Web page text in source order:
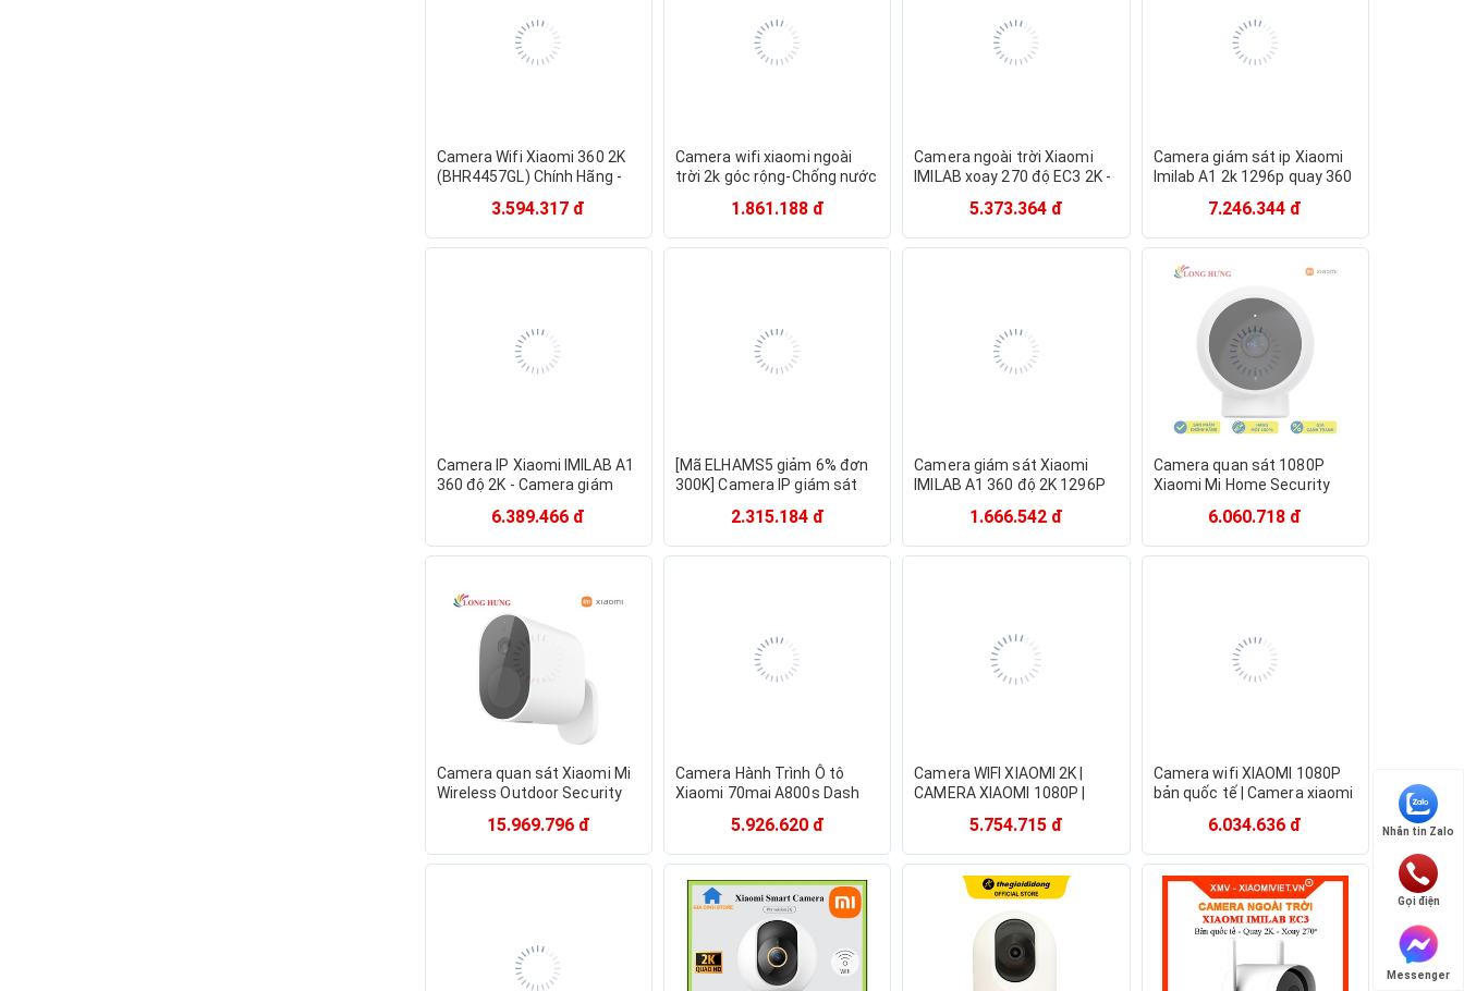
Camera Wifi Xiaomi 360 2K
(BHR4457GL) Chính Hãng -
chuyển động, Camera xoay
360
3.594.317 đ
Camera wifi xiaomi ngoài
trời 2k góc rộng-Chống nước
hồng ngoại xem đêm
1.861.188 đ
Camera ngoài trời Xiaomi
IMILAB xoay 270 độ EC3 2K -
5.373.364 đ
Camera giám sát ip Xiaomi
Imilab A1 2k 1296p quay 360
milab A1 2k7.246.344 đ
Camera IP Xiaomi IMILAB A1
360 độ 2K - Camera giám
2K - Minh Tín Shop
6.389.466 đ
[Mã ELHAMS5 giảm 6% đơn
300K] Camera IP giám sát
chính hãng xioami QUỐC TẾ
2.315.184 đ
Camera giám sát Xiaomi
IMILAB A1 360 độ 2K 1296P
điện thoại nội địa Camera IP
[QUỐC TẾ]
1.666.542 đ
Camera quan sát 1080P
Xiaomi Mi Home Security
MJSXJ02HL - Hàng chính
hãng
6.060.718 đ
Camera quan sát Xiaomi Mi
Wireless Outdoor Security
BHR4435GL
MWC13/BHR4433GL MWC14
15.969.796 đ
Camera Hành Trình Ô tô
Xiaomi 70mai A800s Dash
12 Tháng5.926.620 đ
Camera WIFI XIAOMI 2K |
CAMERA XIAOMI 1080P |
2K | HOẢ TỐC | MIHOANGGIA
5.754.715 đ
Camera wifi XIAOMI 1080P
bản quốc tế | Camera xiaomi
xiaomi wifi 2k QT -
MIHOANGGIA
6.034.636 đ Nhắn tin Zalo
Gọi điện
Messenger